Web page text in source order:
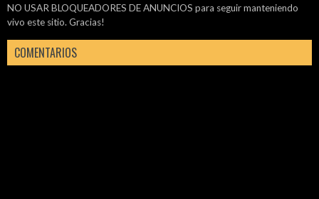
NO USAR BLOQUEADORES DE ANUNCIOS para seguir manteniendo
vivo este sitio. Gracias!
COMENTARIOS